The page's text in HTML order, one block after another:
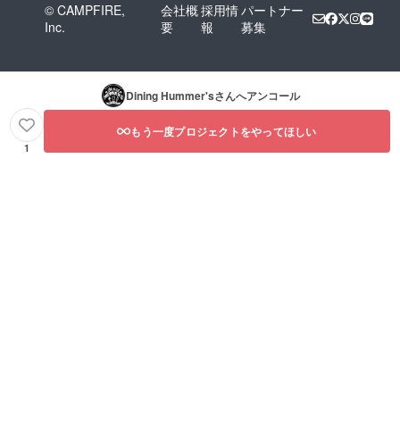
© CAMPFIRE,
Inc.
会社概
要
採用情
報
パートナー
募集
Dining Hummer'sさんへアンコール
1
もう一度プロジェクトをやってほしい